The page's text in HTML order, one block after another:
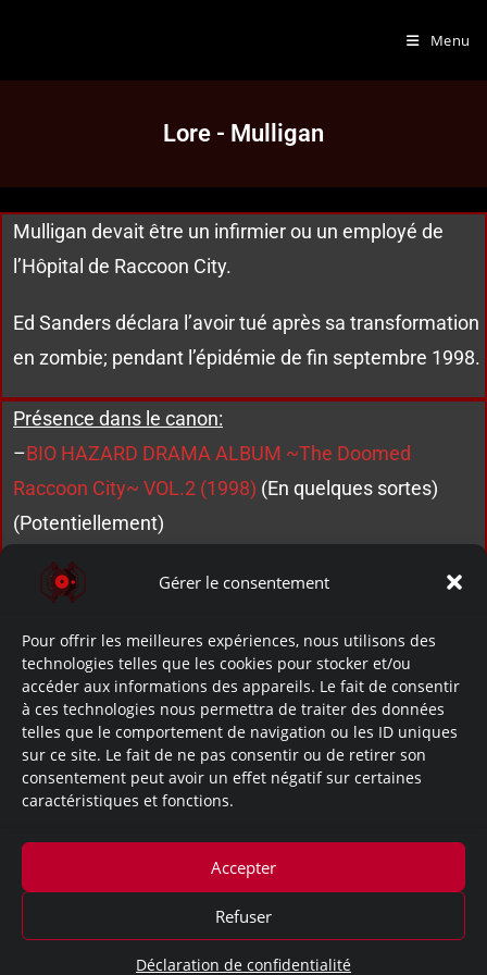
Gérer le consentement
Pour offrir les meilleures expériences, nous utilisons des
technologies telles que les cookies pour stocker et/ou
accéder aux informations des appareils. Le fait de consentir
à ces technologies nous permettra de traiter des données
telles que le comportement de navigation ou les ID uniques
sur ce site. Le fait de ne pas consentir ou de retirer son
consentement peut avoir un effet négatif sur certaines
caractéristiques et fonctions.
Accepter
Refuser
Déclaration de confidentialité
Menu
Lore - Mulligan
Mulligan devait être un infirmier ou un employé de
l’Hôpital de Raccoon City.
Ed Sanders déclara l’avoir tué après sa transformation
en zombie; pendant l’épidémie de fin septembre 1998.
Présence dans le canon:
–BIO HAZARD DRAMA ALBUM ~The Doomed
Raccoon City~ VOL.2 (1998) (En quelques sortes)
(Potentiellement)
No Data.
~Apparition dans ces documents:
Mentions légales